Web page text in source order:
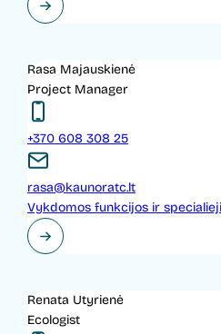
Rasa Majauskienė
Project Manager
+370 608 308 25
rasa@kaunoratc.lt
Vykdomos funkcijos ir
Renata Utyrienė
Ecologist